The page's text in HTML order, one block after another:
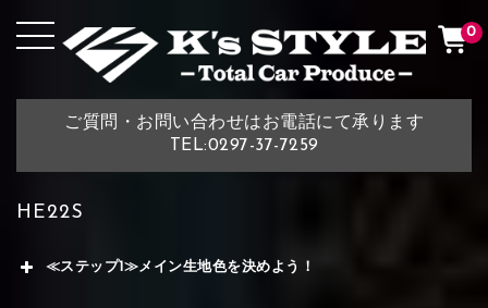
ご質問・お問い合わせはお電話にて承ります
TEL:0297-37-7259
0
HE22S
≪ステップ1≫メイン生地色を決めよう！